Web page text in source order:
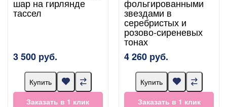
шар на гирлянде
тассел
3 500 руб.
Купить
Заказать в 1 клик
фольгированными
звездами в
серебристых и
розово-сиреневых
тонах
4 260 руб.
Купить
Заказать в 1 клик